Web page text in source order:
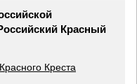
Красный
Креста